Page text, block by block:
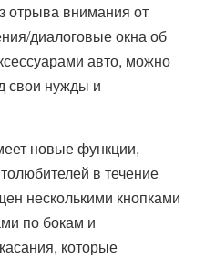
отрыва внимания от
диалоговые окна об
авто, можно
свои нужды и
новые функции,
в течение
несколькими кнопками
по бокам и
которые